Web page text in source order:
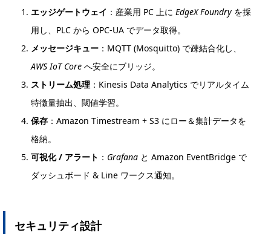
エッジゲートウェイ ：産業用 PC 上に EdgeX Foundry を採
用し、PLC から OPC-UA でデータ取得。
メッセージキュー ：MQTT (Mosquitto) で疎結合化し、
AWS IoT Core へ安全にブリッジ。
ストリーム処理 ：Kinesis Data Analytics でリアルタイム
特徴量抽出、閾値学習。
保存 ：Amazon Timestream + S3 にロー＆集計データを
格納。
可視化 / アラート ： Grafana と Amazon EventBridge で
ダッシュボード & Line ワークス通知。
セキュリティ設計